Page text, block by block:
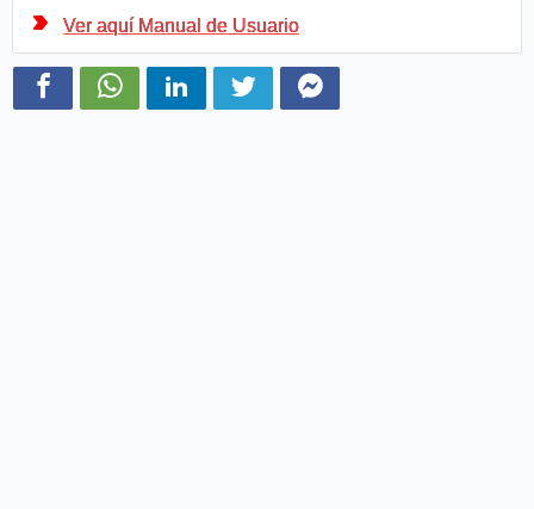
Ver aquí Manual de Usuario